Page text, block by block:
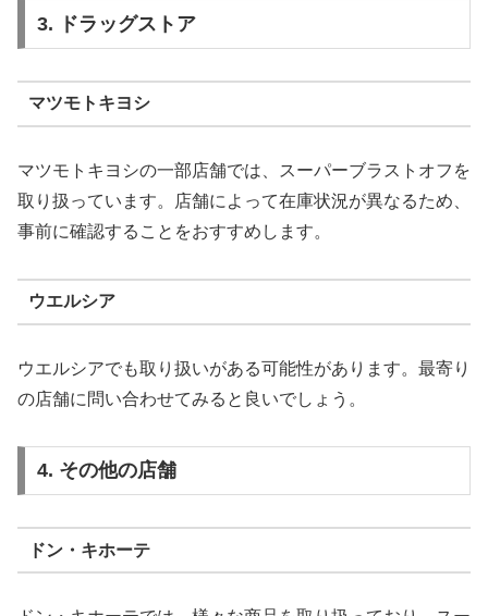
3. ドラッグストア
マツモトキヨシ
マツモトキヨシの一部店舗では、スーパーブラストオフを
取り扱っています。店舗によって在庫状況が異なるため、
事前に確認することをおすすめします。
ウエルシア
ウエルシアでも取り扱いがある可能性があります。最寄り
の店舗に問い合わせてみると良いでしょう。
4. その他の店舗
ドン・キホーテ